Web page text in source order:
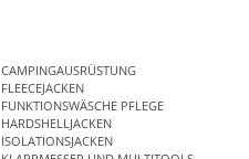
CAMPINGAUSRÜSTUNG
FLEECEJACKEN
FUNKTIONSWÄSCHE PFLEGE
HARDSHELLJACKEN
ISOLATIONSJACKEN